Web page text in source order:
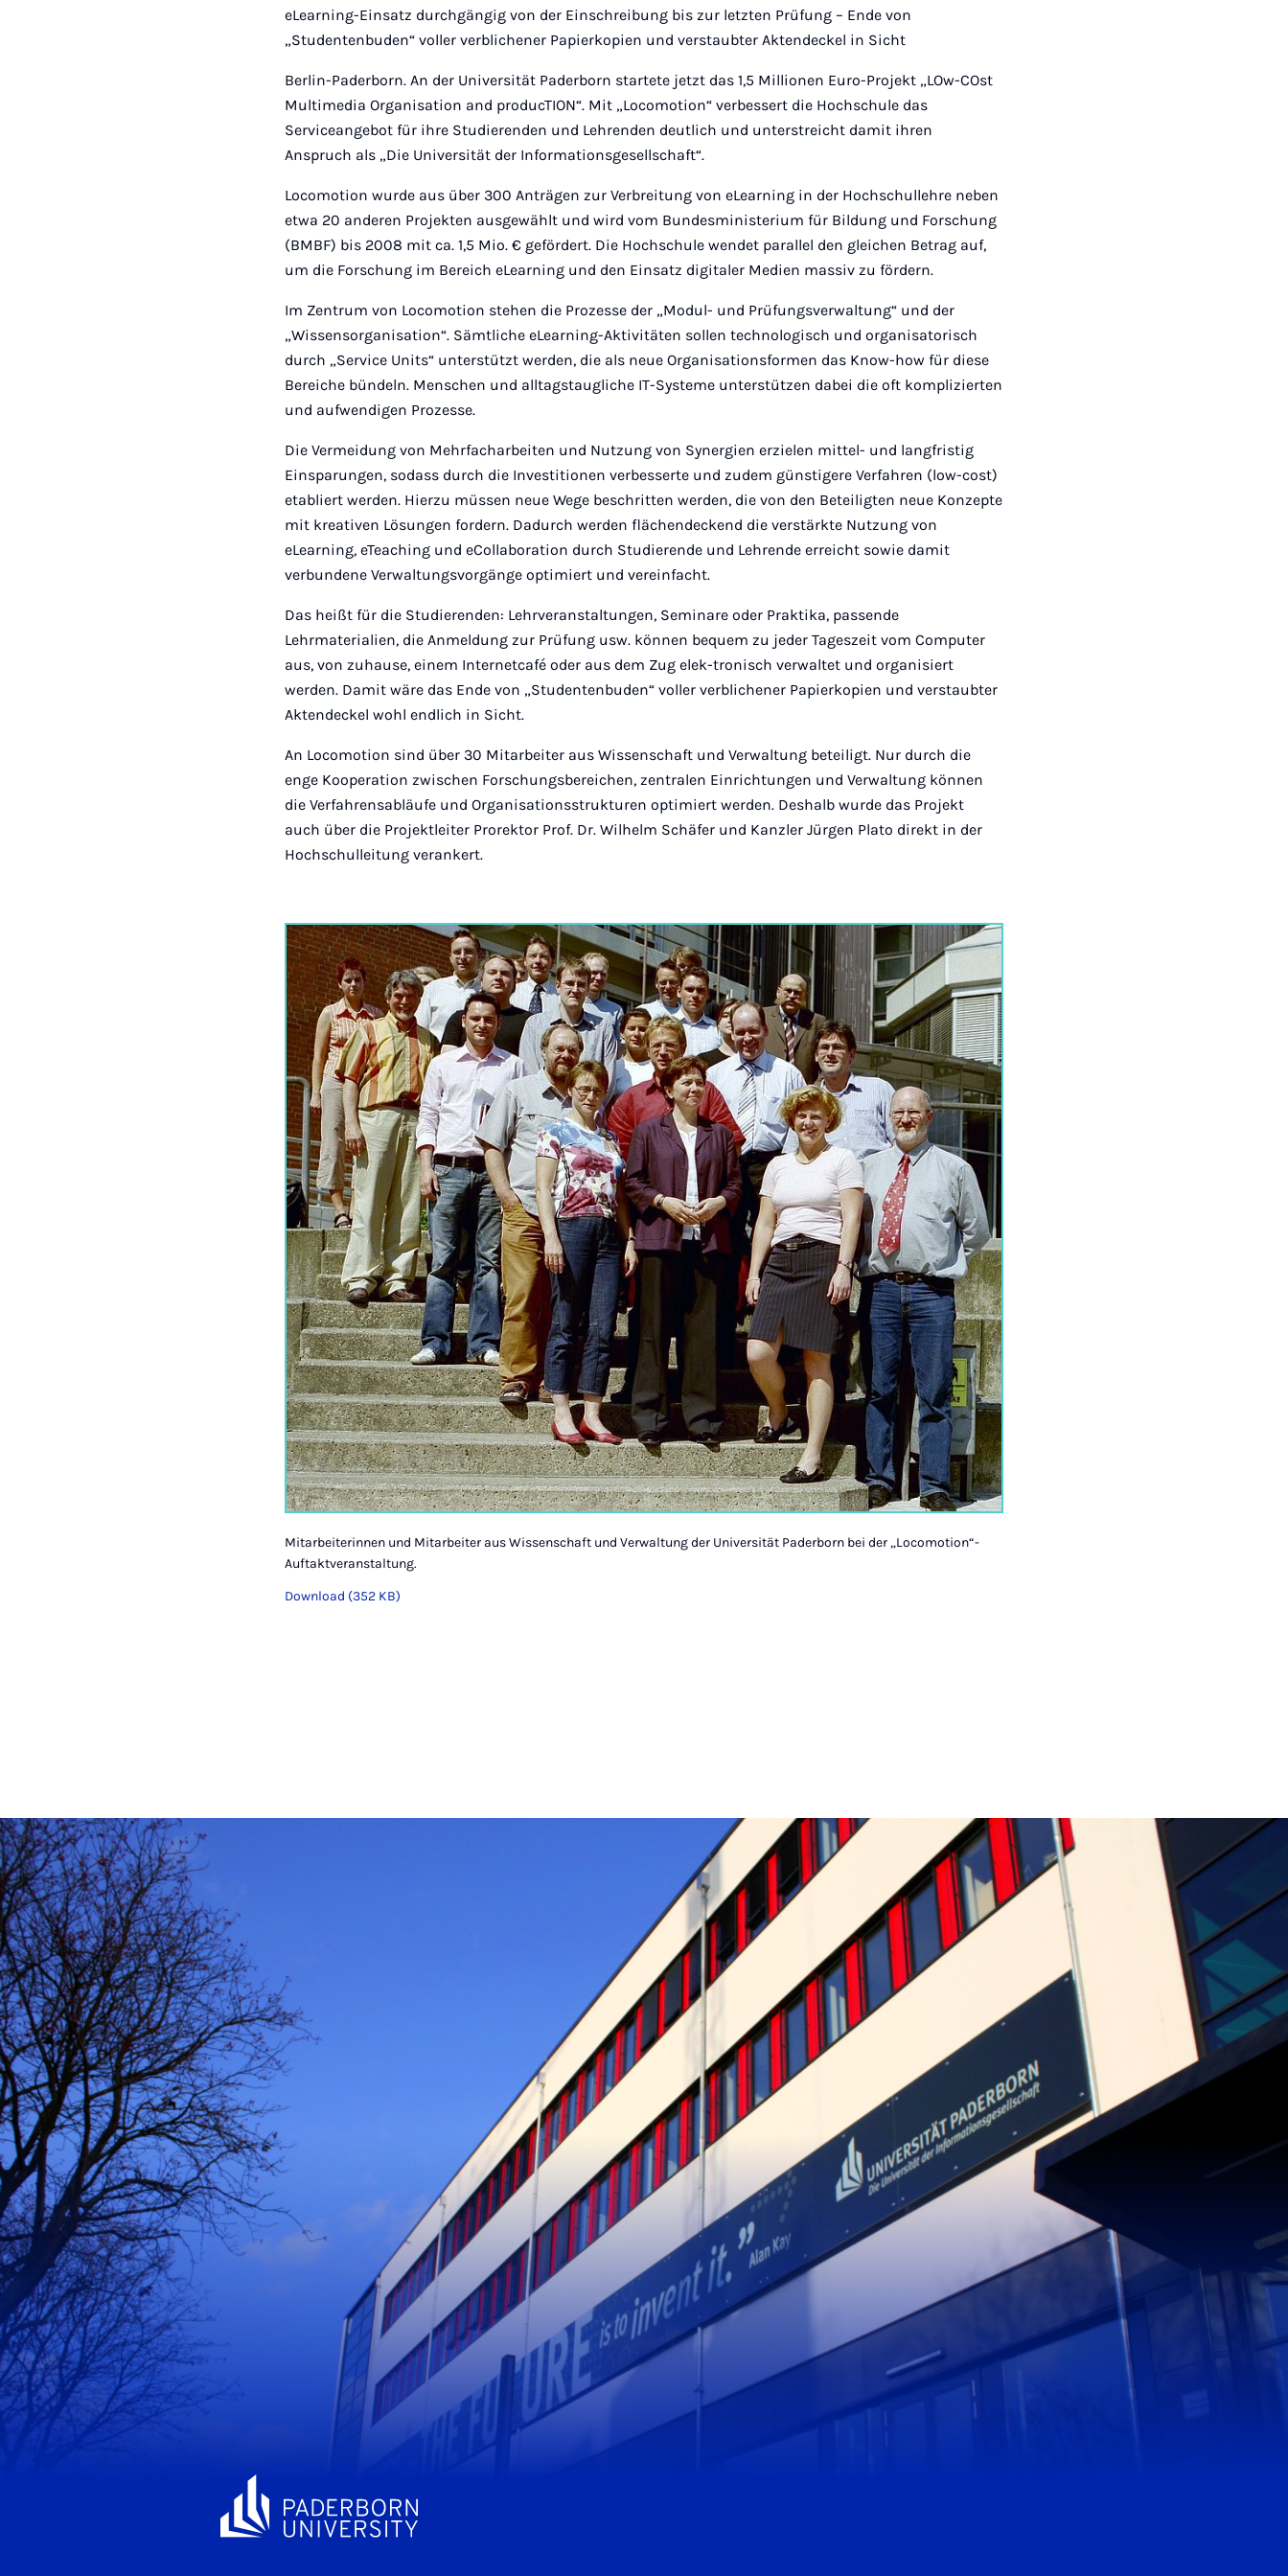
eLearning-Einsatz durchgängig von der Einschreibung bis zur letzten Prüfung – Ende von
„Studentenbuden“ voller verblichener Papierkopien und verstaubter Aktendeckel in Sicht
Berlin-Paderborn. An der Universität Paderborn startete jetzt das 1,5 Millionen Euro-Projekt „LOw-COst
Multimedia Organisation and producTION“. Mit „Locomotion“ verbessert die Hochschule das
Serviceangebot für ihre Studierenden und Lehrenden deutlich und unterstreicht damit ihren
Anspruch als „Die Universität der Informationsgesellschaft“.
Locomotion wurde aus über 300 Anträgen zur Verbreitung von eLearning in der Hochschullehre neben
etwa 20 anderen Projekten ausgewählt und wird vom Bundesministerium für Bildung und Forschung
(BMBF) bis 2008 mit ca. 1,5 Mio. € gefördert. Die Hochschule wendet parallel den gleichen Betrag auf,
um die Forschung im Bereich eLearning und den Einsatz digitaler Medien massiv zu fördern.
Im Zentrum von Locomotion stehen die Prozesse der „Modul- und Prüfungsverwaltung“ und der
„Wissensorganisation“. Sämtliche eLearning-Aktivitäten sollen technologisch und organisatorisch
durch „Service Units“ unterstützt werden, die als neue Organisationsformen das Know-how für diese
Bereiche bündeln. Menschen und alltagstaugliche IT-Systeme unterstützen dabei die oft komplizierten
und aufwendigen Prozesse.
Die Vermeidung von Mehrfacharbeiten und Nutzung von Synergien erzielen mittel- und langfristig
Einsparungen, sodass durch die Investitionen verbesserte und zudem günstigere Verfahren (low-cost)
etabliert werden. Hierzu müssen neue Wege beschritten werden, die von den Beteiligten neue Konzepte
mit kreativen Lösungen fordern. Dadurch werden flächendeckend die verstärkte Nutzung von
eLearning, eTeaching und eCollaboration durch Studierende und Lehrende erreicht sowie damit
verbundene Verwaltungsvorgänge optimiert und vereinfacht.
Das heißt für die Studierenden: Lehrveranstaltungen, Seminare oder Praktika, passende
Lehrmaterialien, die Anmeldung zur Prüfung usw. können bequem zu jeder Tageszeit vom Computer
aus, von zuhause, einem Internetcafé oder aus dem Zug elek-tronisch verwaltet und organisiert
werden. Damit wäre das Ende von „Studentenbuden“ voller verblichener Papierkopien und verstaubter
Aktendeckel wohl endlich in Sicht.
An Locomotion sind über 30 Mitarbeiter aus Wissenschaft und Verwaltung beteiligt. Nur durch die
enge Kooperation zwischen Forschungsbereichen, zentralen Einrichtungen und Verwaltung können
die Verfahrensabläufe und Organisationsstrukturen optimiert werden. Deshalb wurde das Projekt
auch über die Projektleiter Prorektor Prof. Dr. Wilhelm Schäfer und Kanzler Jürgen Plato direkt in der
Hochschulleitung verankert.
Mitarbeiterinnen und Mitarbeiter aus Wissenschaft und Verwaltung der Universität Paderborn bei der „Locomotion“-
Auftaktveranstaltung.
Download (352 KB)